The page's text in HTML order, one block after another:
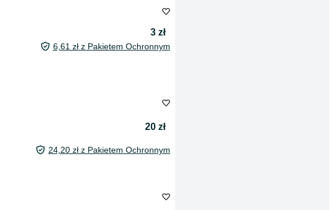
3 zł
6,61 zł z Pakietem Ochronnym
20 zł
24,20 zł z Pakietem Ochronnym